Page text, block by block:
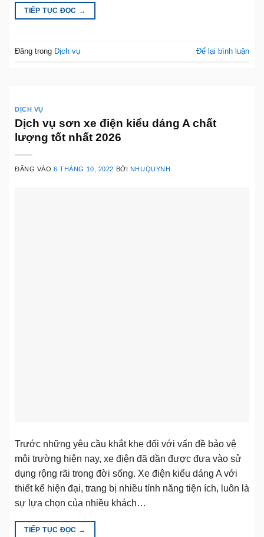
TIẾP TỤC ĐỌC →
Đăng trong Dịch vụ Để lại bình luận
DỊCH VỤ
Dịch vụ sơn xe điện kiểu dáng A chất
lượng tốt nhất 2026
ĐĂNG VÀO6 THÁNG 10, 2022 BỞI NHUQUYNH
Trước những yêu cầu khắt khe đối với vấn đề bảo vệ
môi trường hiện nay, xe điện đã dần được đưa vào sử
dụng rộng rãi trong đời sống. Xe điện kiểu dáng A với
thiết kế hiện đại, trang bị nhiều tính năng tiện ích, luôn là
sự lựa chọn của nhiều khách…
TIẾP TỤC ĐỌC →